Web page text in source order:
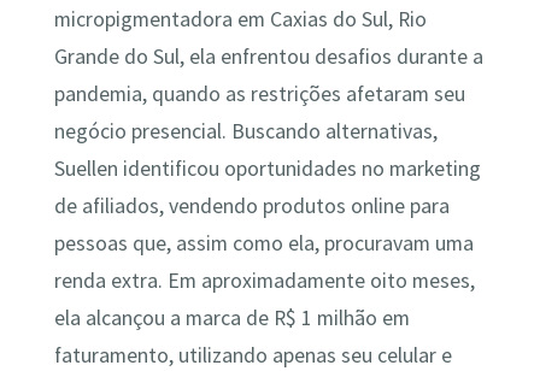
micropigmentadora em Caxias do Sul, Rio
Grande do Sul, ela enfrentou desafios durante a
pandemia, quando as restrições afetaram seu
negócio presencial. Buscando alternativas,
Suellen identificou oportunidades no marketing
de afiliados, vendendo produtos online para
pessoas que, assim como ela, procuravam uma
renda extra. Em aproximadamente oito meses,
ela alcançou a marca de R$ 1 milhão em
faturamento, utilizando apenas seu celular e